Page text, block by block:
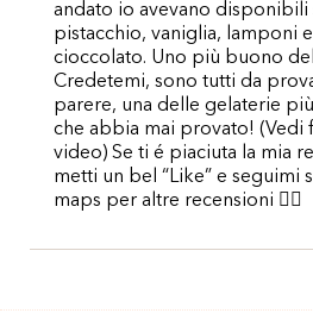
andato io avevano disponibili
pistacchio, vaniglia, lamponi e
cioccolato. Uno più buono
Credetemi, sono tutti da
parere, una delle gelaterie
che abbia mai provato! (Vedi
video) Se ti é piaciuta la mia
metti un bel “Like” e seguimi
maps per altre recensioni 👍🏻